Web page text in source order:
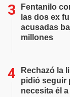
Fentanilo
las dos ex
acusadas
millones
Rechazó la
pidió seguir
necesita él